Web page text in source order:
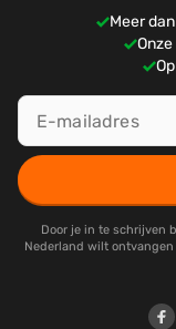
Meer
Door je in te schrijven
Nederland wilt